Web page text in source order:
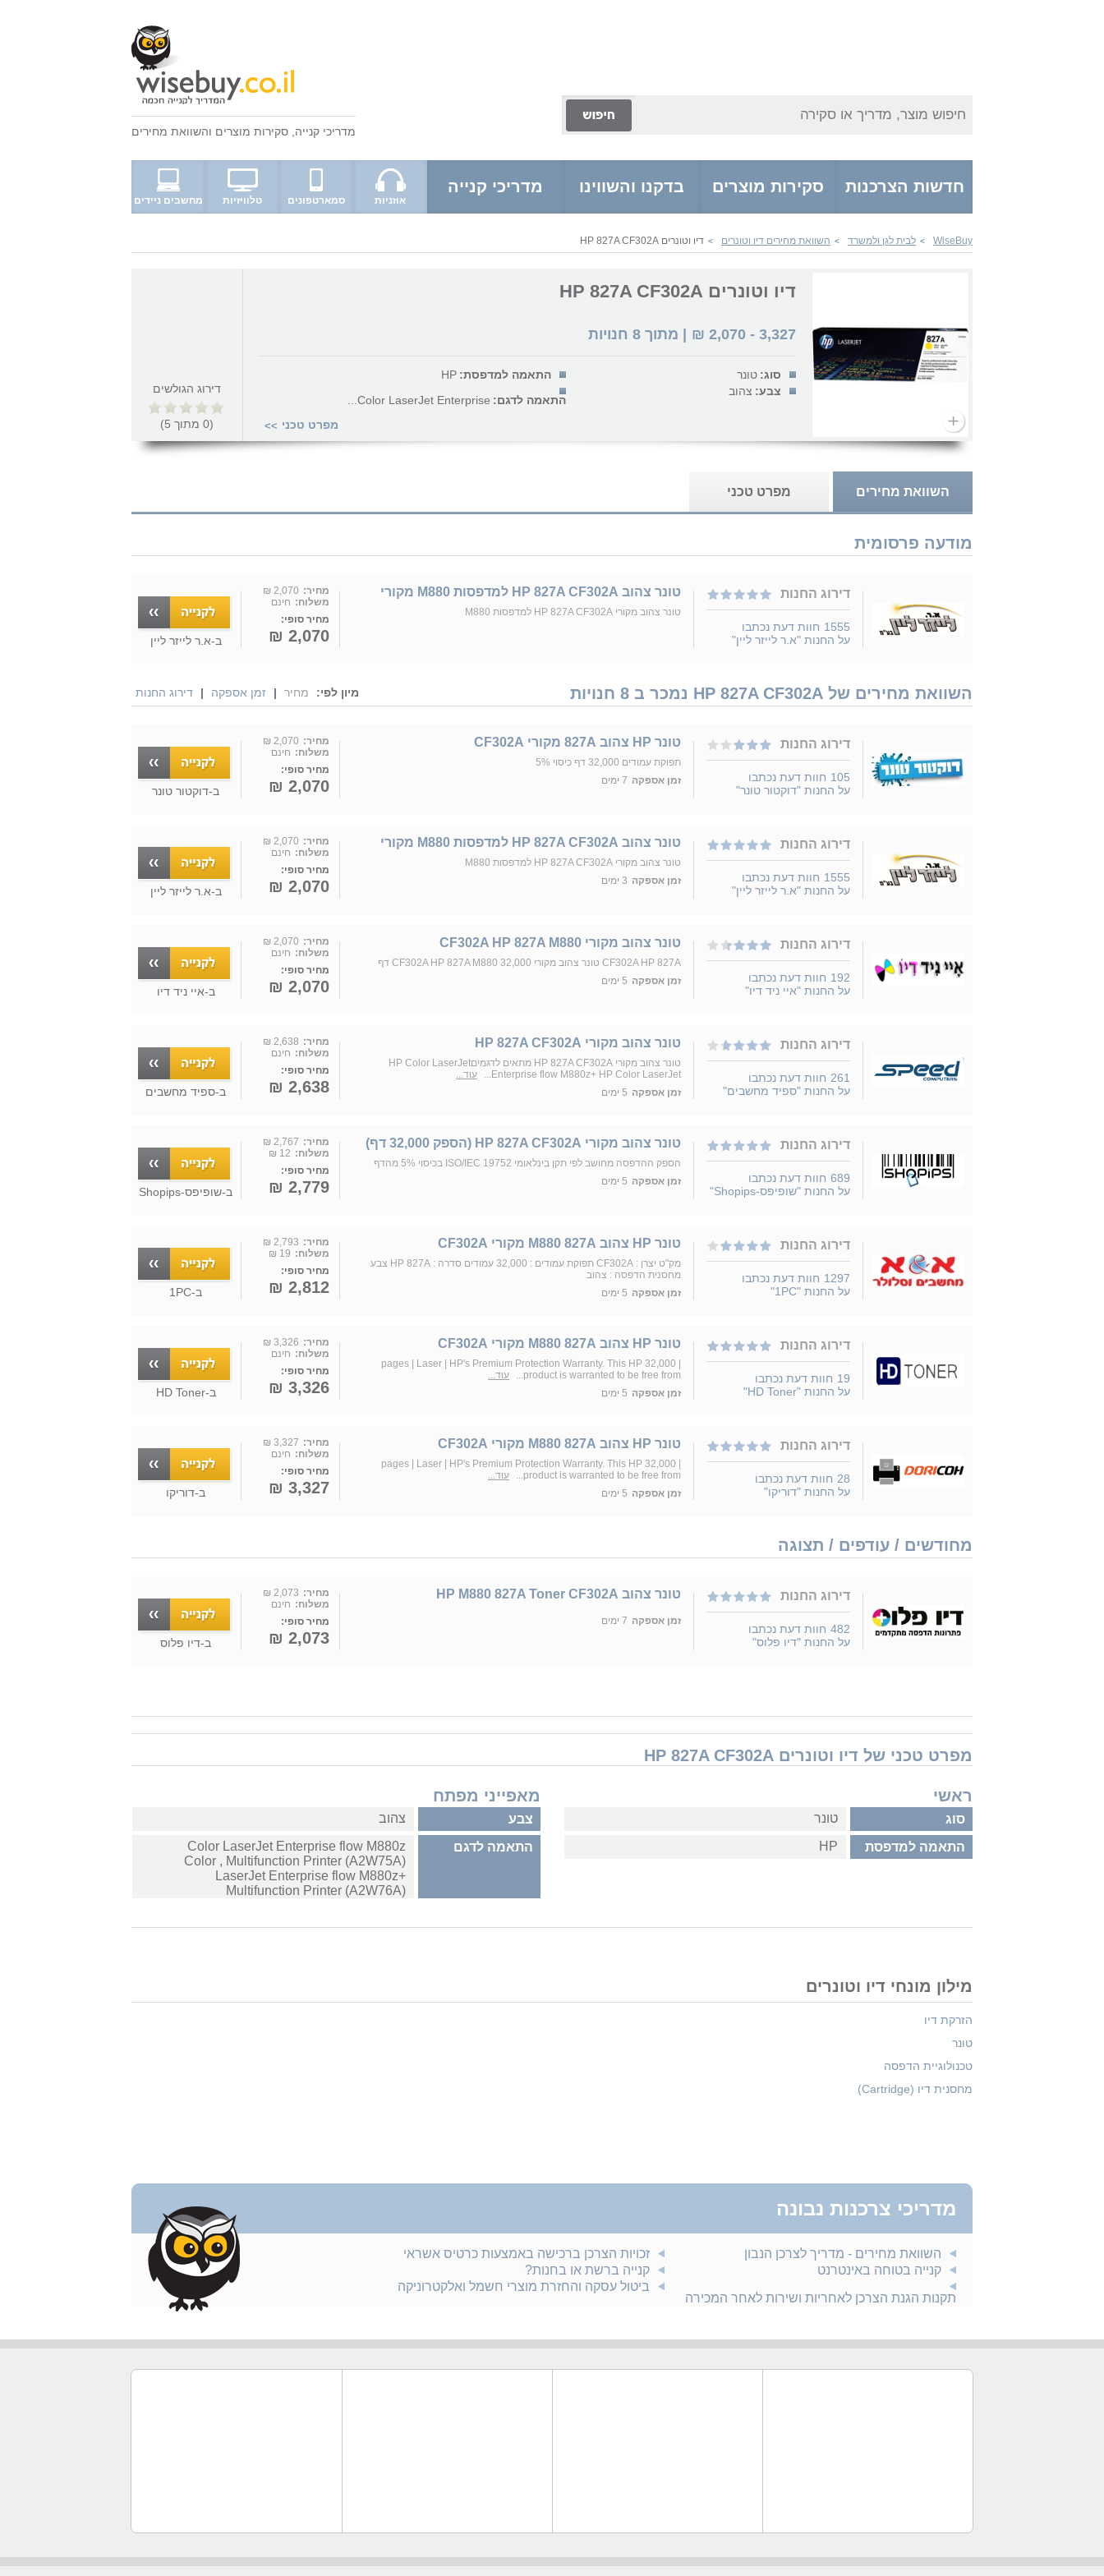
חיפוש מוצר, מדריך או סקירה
מדריכי קנייה סקירות מוצרים והשוואת מחירים
חדשות הצרכנות סקירות מוצרים בדקנו והשווינו מדריכי קנייה
אוזניות סמארטפונים טלוויזיות מחשבים ניידים
WiseBuy
> לבית לגן ולמשרד > השוואת מחירים דיו וטונרים > דיו וטונרים HP 827A CF302A
דיו וטונרים HP 827A CF302A
3,327
-
2,070
₪ | מתוך 8 חנויות
סוג: טונר התאמה למדפסת: HP
צבע: צהוב
התאמה לדגם: Color LaserJet Enterprise...
מפרט טכני >>
דירוג הגולשים
(
0 מתוך 5
)
השוואת מחירים מפרט טכני
מודעה פרסומית
דירוג החנות
1555 חוות דעת נכתבו
על החנות "א.ר לייזר ליין"
טונר צהוב HP 827A CF302A למדפסות M880 מקורי
טונר צהוב מקורי HP 827A CF302A למדפסות M880
מחיר: 2,070 ₪
משלוח: חינם
מחיר סופי:
2,070 ₪ ב-א.ר לייזר ליין
השוואת מחירים של HP 827A CF302A נמכר ב 8 חנויות מיון לפי: מחיר | זמן אספקה | דירוג החנות
דירוג החנות
105 חוות דעת נכתבו
על החנות "דוקטור טונר"
טונר HP צהוב 827A מקורי CF302A
תפוקת עמודים 32,000 דף כיסוי 5%
זמן אספקה 7 ימים
מחיר: 2,070 ₪
משלוח: חינם
מחיר סופי:
2,070 ₪ ב-דוקטור טונר
דירוג החנות
1555 חוות דעת נכתבו
על החנות "א.ר לייזר ליין"
טונר צהוב HP 827A CF302A למדפסות M880 מקורי
טונר צהוב מקורי HP 827A CF302A למדפסות M880
זמן אספקה 3 ימים
מחיר: 2,070 ₪
משלוח: חינם
מחיר סופי:
2,070 ₪ ב-א.ר לייזר ליין
דירוג החנות
192 חוות דעת נכתבו
על החנות "איי ניד דיו"
טונר צהוב מקורי CF302A HP 827A M880
CF302A HP 827A טונר צהוב מקורי CF302A HP 827A M880 32,000 דף
זמן אספקה 5 ימים
מחיר: 2,070 ₪
משלוח: חינם
מחיר סופי:
2,070 ₪ ב-איי ניד דיו
דירוג החנות
261 חוות דעת נכתבו
על החנות "ספיד מחשבים"
‏טונר ‏צהוב מקורי HP 827A CF302A
‏טונר ‏צהוב מקורי HP 827A CF302A מתאים לדגמיםHP Color LaserJet
Enterprise flow M880z+ HP Color LaserJet...
עוד...
זמן אספקה 5 ימים
מחיר: 2,638 ₪
משלוח: חינם
מחיר סופי:
2,638 ₪ ב-ספיד מחשבים
דירוג החנות
689 חוות דעת נכתבו
על החנות "שופיפס-Shopips"
טונר צהוב מקורי HP 827A CF302A (הספק 32,000 דף)
הספק ההדפסה מחושב לפי תקן בינלאומי ISO/IEC 19752 בכיסוי 5% מהדף
זמן אספקה 5 ימים
מחיר: 2,767 ₪
משלוח: 12 ₪
מחיר סופי:
2,779 ₪ ב-שופיפס-Shopips
דירוג החנות
1297 חוות דעת נכתבו
על החנות "1PC"
טונר HP צהוב M880 827A מקורי CF302A
מק"ט יצרן : CF302A תפוקת עמודים : 32,000 עמודים סדרה : HP 827A צבע
מחסנית הדפסה : צהוב
זמן אספקה 5 ימים
מחיר: 2,793 ₪
משלוח: 19 ₪
מחיר סופי:
2,812 ₪ ב-1PC
דירוג החנות
19 חוות דעת נכתבו
על החנות "HD Toner"
טונר HP צהוב M880 827A מקורי CF302A
| 32,000 pages | Laser | HP's Premium Protection Warranty. This HP
product is warranted to be free from...
עוד...
זמן אספקה 5 ימים
מחיר: 3,326 ₪
משלוח: חינם
מחיר סופי:
3,326 ₪ ב-HD Toner
דירוג החנות
28 חוות דעת נכתבו
על החנות "דוריקו"
טונר HP צהוב M880 827A מקורי CF302A
| 32,000 pages | Laser | HP's Premium Protection Warranty. This HP
product is warranted to be free from...
עוד...
זמן אספקה 5 ימים
מחיר: 3,327 ₪
משלוח: חינם
מחיר סופי:
3,327 ₪ ב-דוריקו
מחודשים / עודפים / תצוגה
דירוג החנות
482 חוות דעת נכתבו
על החנות "דיו פלוס"
טונר צהוב HP M880 827A Toner CF302A
זמן אספקה 7 ימים
מחיר: 2,073 ₪
משלוח: חינם
מחיר סופי:
2,073 ₪ ב-דיו פלוס
מפרט טכני של דיו וטונרים HP 827A CF302A
ראשי
סוג טונר
התאמה למדפסת HP
מאפייני מפתח
צבע צהוב
התאמה לדגם
Color LaserJet Enterprise flow M880z
Multifunction Printer (A2W75A)‏ , ‏Color
LaserJet Enterprise flow M880z+
Multifunction Printer (A2W76A)
מילון מונחי דיו וטונרים
הזרקת דיו
טונר
טכנולוגיית הדפסה
מחסנית דיו (Cartridge)
מדריכי צרכנות נבונה
השוואת מחירים - מדריך לצרכן הנבון
קנייה בטוחה באינטרנט
תקנות הגנת הצרכן לאחריות ושירות לאחר המכירה
זכויות הצרכן ברכישה באמצעות כרטיס אשראי
קנייה ברשת או בחנות?
ביטול עסקה והחזרת מוצרי חשמל ואלקטרוניקה